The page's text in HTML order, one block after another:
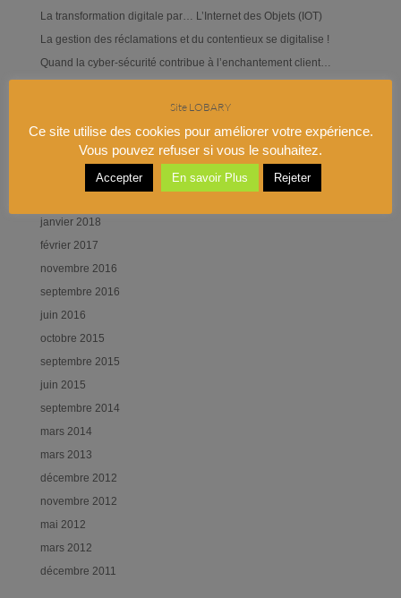
La transformation digitale par… L’Internet des Objets (IOT)
La gestion des réclamations et du contentieux se digitalise !
Quand la cyber-sécurité contribue à l’enchantement client…
Commentaires récents
janvier 2018
février 2017
novembre 2016
septembre 2016
juin 2016
octobre 2015
septembre 2015
juin 2015
septembre 2014
mars 2014
mars 2013
décembre 2012
novembre 2012
mai 2012
mars 2012
décembre 2011
Site LOBARY
Ce site utilise des cookies pour améliorer votre expérience.
Vous pouvez refuser si vous le souhaitez.
Accepter En savoir Plus Rejeter